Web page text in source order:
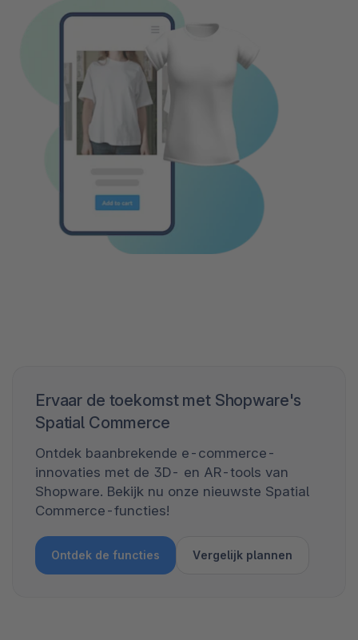
Ervaar de toekomst met Shopware's
Spatial Commerce
Ontdek baanbrekende e-commerce-
innovaties met de 3D- en AR-tools van
Shopware. Bekijk nu onze nieuwste Spatial
Commerce-functies!
Ontdek de functies Vergelijk plannen